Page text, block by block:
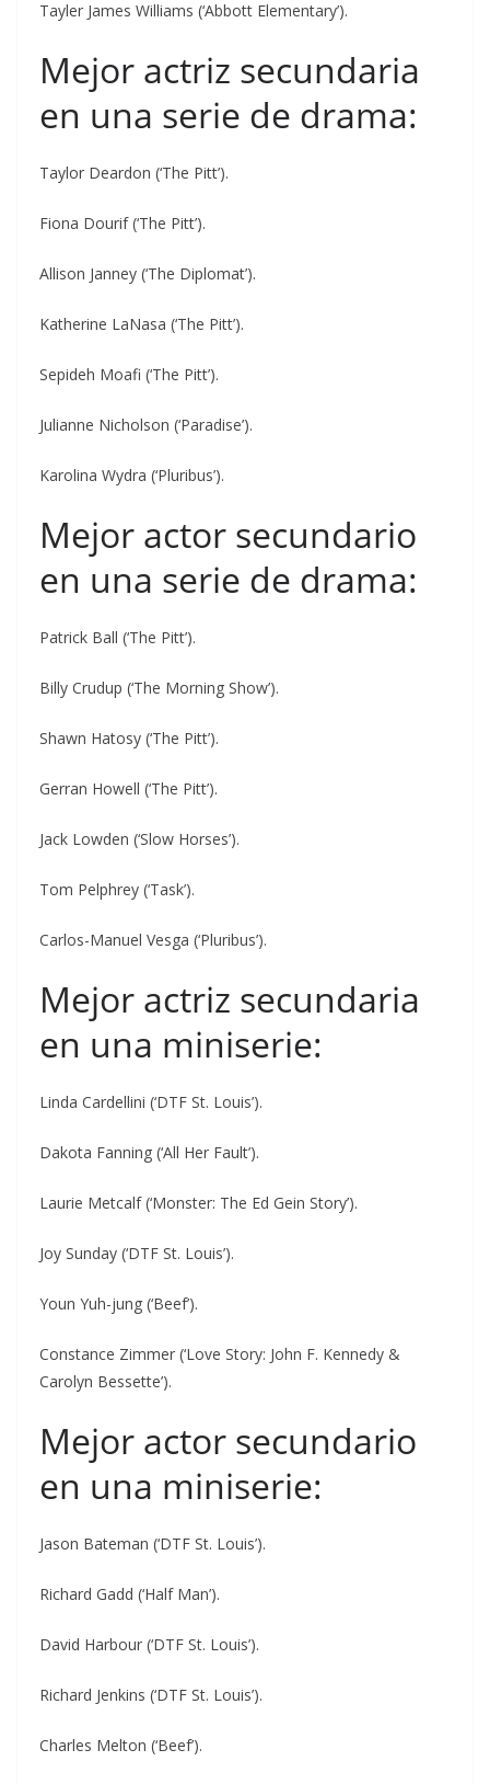
Tayler James Williams (‘Abbott Elementary’).
Mejor actriz secundaria
en una serie de drama:
Taylor Deardon (‘The Pitt’).
Fiona Dourif (‘The Pitt’).
Allison Janney (‘The Diplomat’).
Katherine LaNasa (‘The Pitt’).
Sepideh Moafi (‘The Pitt’).
Julianne Nicholson (‘Paradise’).
Karolina Wydra (‘Pluribus’).
Mejor actor secundario
en una serie de drama:
Patrick Ball (‘The Pitt’).
Billy Crudup (‘The Morning Show’).
Shawn Hatosy (‘The Pitt’).
Gerran Howell (‘The Pitt’).
Jack Lowden (‘Slow Horses’).
Tom Pelphrey (‘Task’).
Carlos-Manuel Vesga (‘Pluribus’).
Mejor actriz secundaria
en una miniserie:
Linda Cardellini (‘DTF St. Louis’).
Dakota Fanning (‘All Her Fault’).
Laurie Metcalf (‘Monster: The Ed Gein Story’).
Joy Sunday (‘DTF St. Louis’).
Youn Yuh-jung (‘Beef’).
Constance Zimmer (‘Love Story: John F. Kennedy &
Carolyn Bessette’).
Mejor actor secundario
en una miniserie:
Jason Bateman (‘DTF St. Louis’).
Richard Gadd (‘Half Man’).
David Harbour (‘DTF St. Louis’).
Richard Jenkins (‘DTF St. Louis’).
Charles Melton (‘Beef’).